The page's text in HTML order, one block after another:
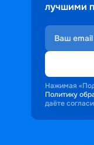
лучшими
Нажимая
Политику
даёте